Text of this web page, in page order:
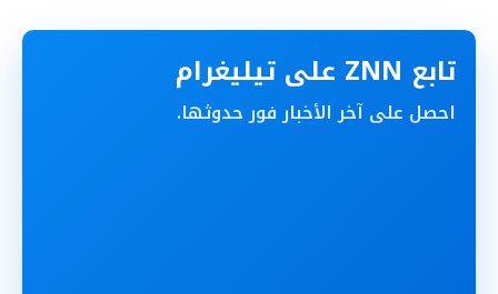
تابع ZNN على تيليغرام
احصل على آخر الأخبار فور حدوثها.